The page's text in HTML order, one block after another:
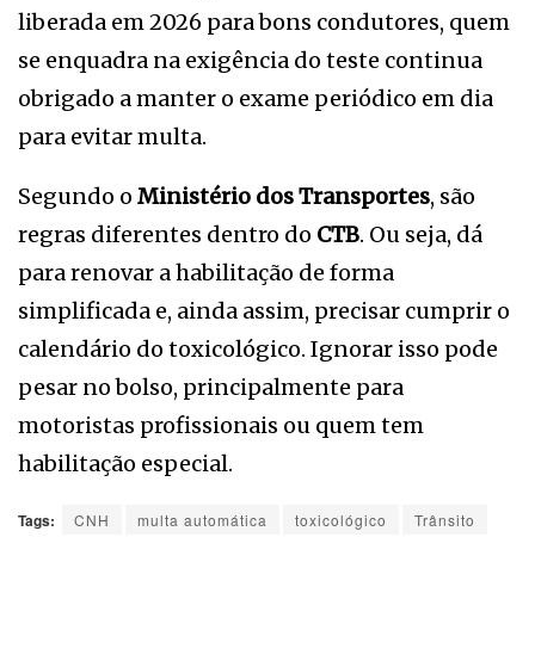
liberada em 2026 para bons condutores, quem
se enquadra na exigência do teste continua
obrigado a manter o exame periódico em dia
para evitar multa.
Segundo o Ministério dos Transportes, são
regras diferentes dentro do CTB. Ou seja, dá
para renovar a habilitação de forma
simplificada e, ainda assim, precisar cumprir o
calendário do toxicológico. Ignorar isso pode
pesar no bolso, principalmente para
motoristas profissionais ou quem tem
habilitação especial.
Tags: CNH multa automática toxicológico Trânsito